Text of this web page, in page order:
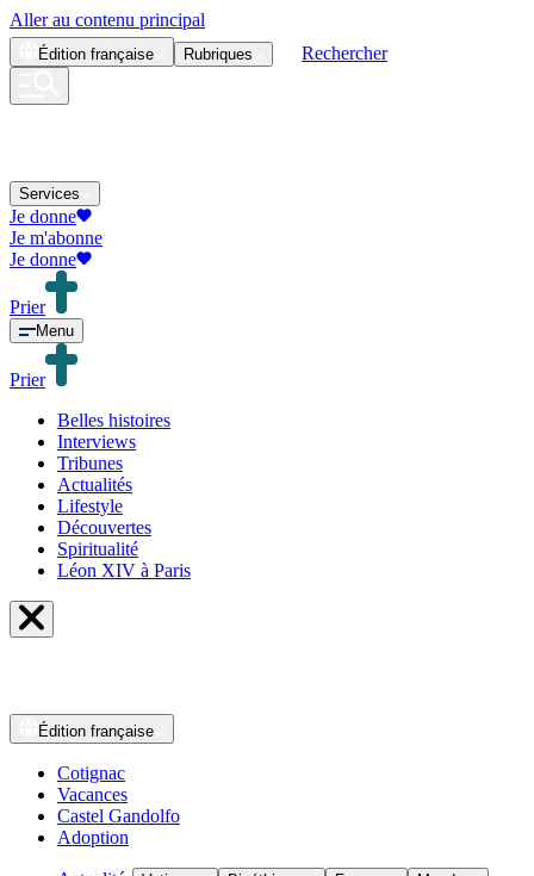
Aller au contenu principal
Édition française Rubriques Rechercher
Services
Je donne
Je m'abonne
Je donne
Prier
Menu
Prier
Belles histoires
Interviews
Tribunes
Actualités
Lifestyle
Découvertes
Spiritualité
Léon XIV à Paris
Édition française
Cotignac
Vacances
Castel Gandolfo
Adoption